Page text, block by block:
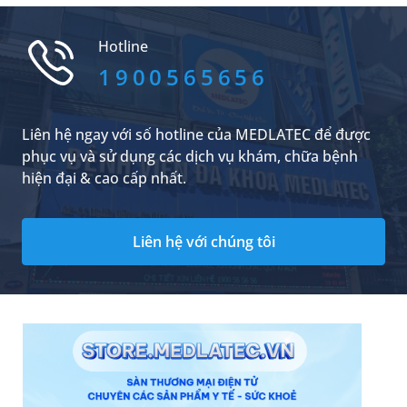
người quan tâm là có nên bấm huyệt thường
nào là hợp lý. Dưới đây là câu trả lời cụ thể.
Hotline
1900565656
Liên hệ ngay với số hotline của MEDLATEC để được
phục vụ và sử dụng các dịch vụ khám, chữa bệnh
hiện đại & cao cấp nhất.
Liên hệ với chúng tôi